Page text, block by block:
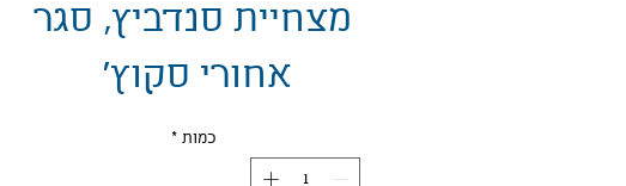
מצחיית סנדביץ, סגר
אחורי סקוץ'
כמות *